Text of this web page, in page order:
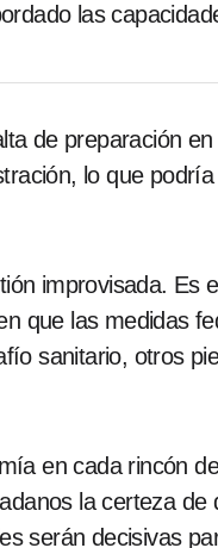
las
de preparación
lo que
improvisada. Es
que las medidas
sanitario, otros
en cada rincón
la certeza de
serán decisivas